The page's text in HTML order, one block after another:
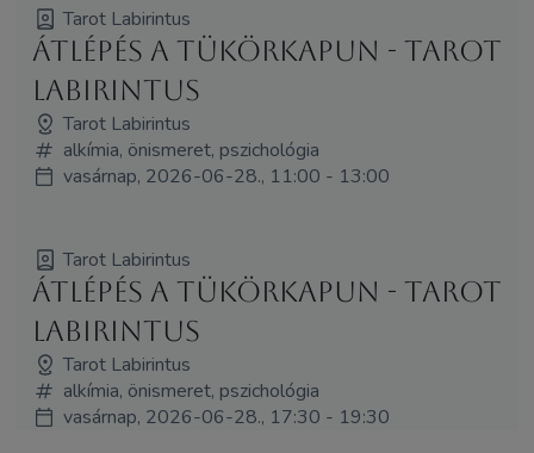
Tarot Labirintus
Átlépés a tükörkapun - Tarot
Labirintus
Tarot Labirintus
alkímia, önismeret, pszichológia
vasárnap, 2026-06-28., 11:00 - 13:00
Tarot Labirintus
Átlépés a tükörkapun - Tarot
Labirintus
Tarot Labirintus
alkímia, önismeret, pszichológia
vasárnap, 2026-06-28., 17:30 - 19:30